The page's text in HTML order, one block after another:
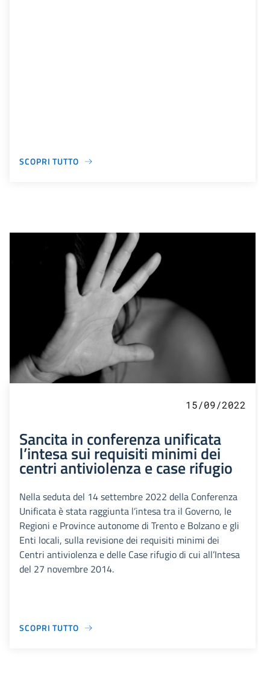
SCOPRI TUTTO
15/09/2022
Sancita in conferenza unificata
l’intesa sui requisiti minimi dei
centri antiviolenza e case rifugio
Nella seduta del 14 settembre 2022 della Conferenza
Unificata è stata raggiunta l’intesa tra il Governo, le
Regioni e Province autonome di Trento e Bolzano e gli
Enti locali, sulla revisione dei requisiti minimi dei
Centri antiviolenza e delle Case rifugio di cui all’Intesa
del 27 novembre 2014.
SCOPRI TUTTO